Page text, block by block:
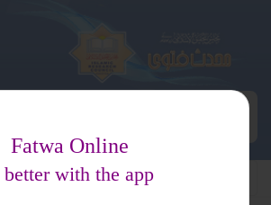
Fatwa Online
with the app